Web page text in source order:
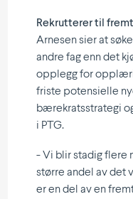
Rekrut­terer til
Arnesen sier at
andre fag enn det
opplegg for
friste poten­sielle
bærekrats­strategi
i PTG.
- Vi blir stadig flere
større andel av det
er en del av en